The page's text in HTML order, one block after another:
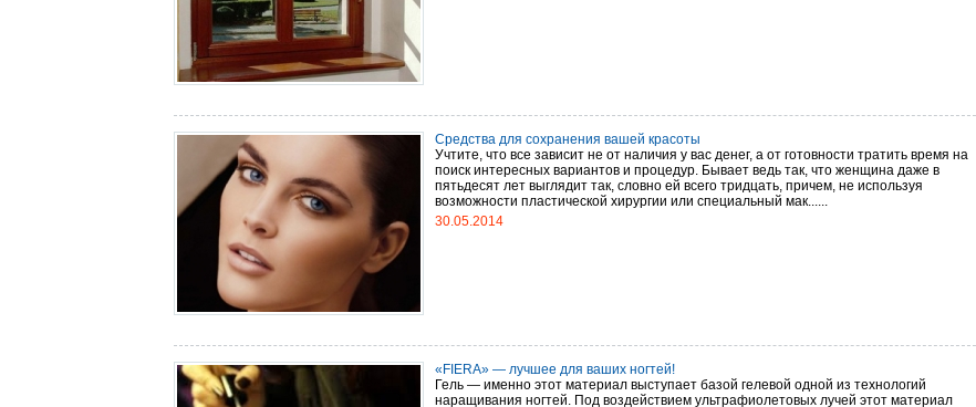
Средства для сохранения вашей красоты
Учтите, что все зависит не от наличия у вас денег, а от готовности тратить время на
поиск интересных вариантов и процедур. Бывает ведь так, что женщина даже в
пятьдесят лет выглядит так, словно ей всего тридцать, причем, не используя
возможности пластической хирургии или специальный мак......
30.05.2014
«FIERA» — лучшее для ваших ногтей!
Гель — именно этот материал выступает базой гелевой одной из технологий
наращивания ногтей. Под воздействием ультрафиолетовых лучей этот материал